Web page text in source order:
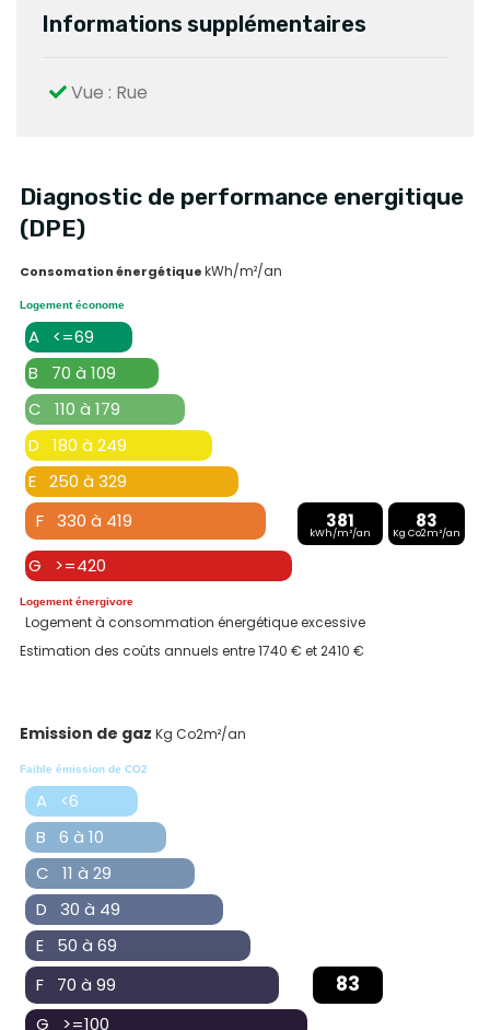
Informations supplémentaires
Vue : Rue
Diagnostic de performance energitique
(DPE)
Consomation énergétiquekWh/m²/an
Logement économe
A <=69
B 70 à 109
C 110 à 179
D 180 à 249
E 250 à 329
F 330 à 419
381
kWh/m²/an
83
Kg Co2m²/an
G >=420
Logement énergivore
Logement à consommation énergétique excessive
Estimation des coûts annuels entre 1740 € et 2410 €
Emission de gaz Kg Co2m²/an
Faible émission de CO2
A <6
B 6 à 10
C 11 à 29
D 30 à 49
E 50 à 69
F 70 à 99
83
G >=100